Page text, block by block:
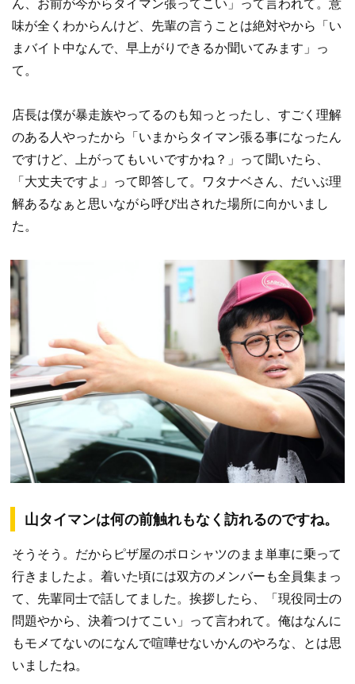
ん、お前が今からタイマン張ってこい」って言われて。意
味が全くわからんけど、先輩の言うことは絶対やから「い
まバイト中なんで、早上がりできるか聞いてみます」っ
て。
店長は僕が暴走族やってるのも知っとったし、すごく理解
のある人やったから「いまからタイマン張る事になったん
ですけど、上がってもいいですかね？」って聞いたら、
「大丈夫ですよ」って即答して。ワタナベさん、だいぶ理
解あるなぁと思いながら呼び出された場所に向かいまし
た。
山タイマンは何の前触れもなく訪れるのですね。
そうそう。だからピザ屋のポロシャツのまま単車に乗って
行きましたよ。着いた頃には双方のメンバーも全員集まっ
て、先輩同士で話してました。挨拶したら、「現役同士の
問題やから、決着つけてこい」って言われて。俺はなんに
もモメてないのになんで喧嘩せないかんのやろな、とは思
いましたね。